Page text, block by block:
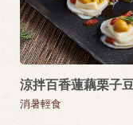
涼拌百香蓮藕栗子
消暑輕食